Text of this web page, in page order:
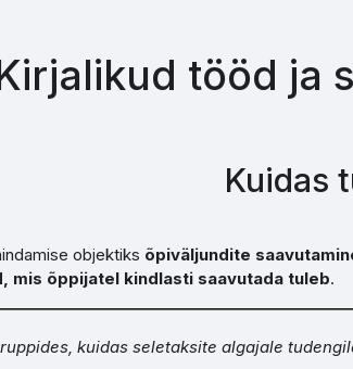
tööd ja
Kuidas
objektiks õpiväljundite
mis õppijatel kindlasti saavutada tuleb.
kuidas seletaksite algajale